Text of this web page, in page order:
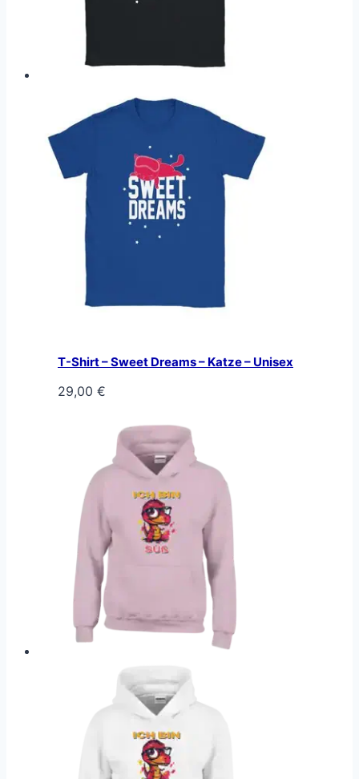
T-Shirt – Sweet Dreams – Katze – Unisex
29,00 €